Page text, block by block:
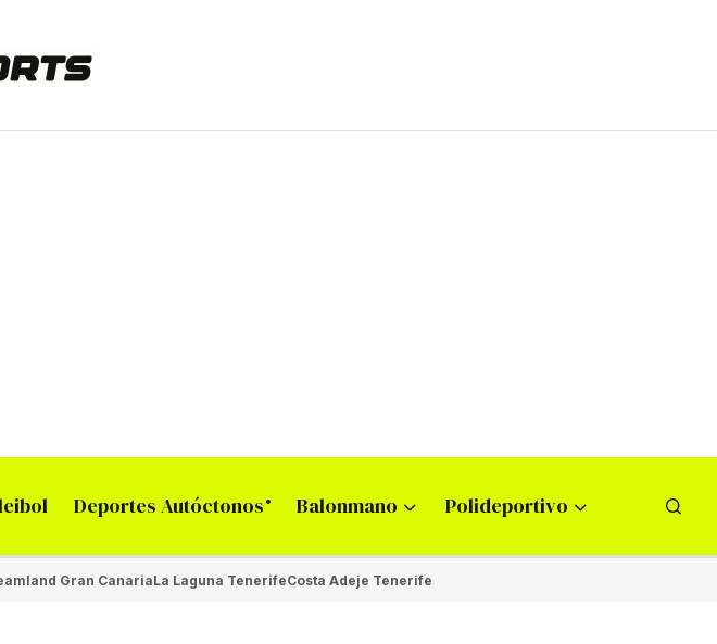
Deportes Autóctonos Balonmano Polideportivo
Gran CanariaLa Laguna TenerifeCosta Adeje Tenerife